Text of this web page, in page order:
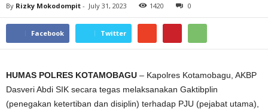
By Rizky Mokodompit - July 31, 2023 1420 0
Facebook Twitter
HUMAS POLRES KOTAMOBAGU – Kapolres Kotamobagu, AKBP
Dasveri Abdi SIK secara tegas melaksanakan Gaktibplin
(penegakan ketertiban dan disiplin) terhadap PJU (pejabat utama),